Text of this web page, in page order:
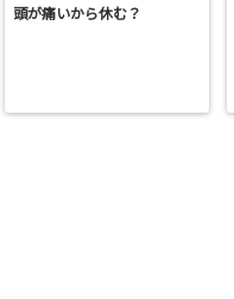
頭が痛いから休む？